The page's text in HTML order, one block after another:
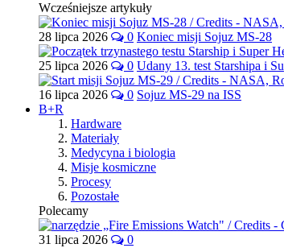
Wcześniejsze artykuły
28 lipca 2026 0 Koniec misji Sojuz MS-28
25 lipca 2026 0 Udany 13. test Starshipa i
16 lipca 2026 0 Sojuz MS-29 na ISS
B+R
Hardware
Materiały
Medycyna i biologia
Misje kosmiczne
Procesy
Pozostałe
Polecamy
31 lipca 2026 0